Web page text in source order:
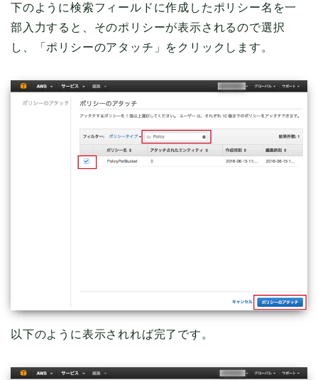
下のように検索フィールドに作成したポリシー名を一
部入力すると、そのポリシーが表示されるので選択
し、「ポリシーのアタッチ」をクリックします。
以下のように表示されれば完了です。